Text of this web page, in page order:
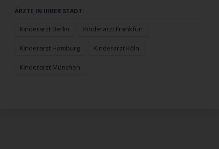
Navigation
ÄRZTE IN IHRER STADT:
Kinderarzt Berlin Kinderarzt Frankfurt
Kinderarzt Hamburg Kinderarzt Köln
Kinderarzt München